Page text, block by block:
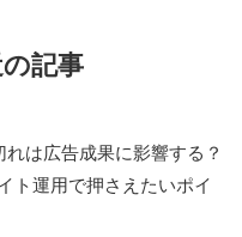
記事
れは広告成果に影響する？
ト運用で押さえたいポイ